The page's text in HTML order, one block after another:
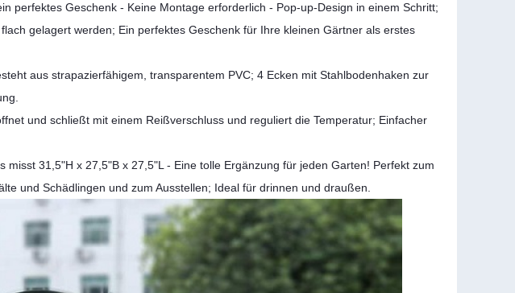
perfektes Geschenk - Keine Montage erforderlich - Pop-up-Design in einem Schritt;
gelagert werden; Ein perfektes Geschenk für Ihre kleinen Gärtner als erstes
aus strapazierfähigem, transparentem PVC; 4 Ecken mit Stahlbodenhaken zur
und schließt mit einem Reißverschluss und reguliert die Temperatur; Einfacher
misst 31,5"H x 27,5"B x 27,5"L - Eine tolle Ergänzung für jeden Garten! Perfekt zum
und Schädlingen und zum Ausstellen; Ideal für drinnen und draußen.